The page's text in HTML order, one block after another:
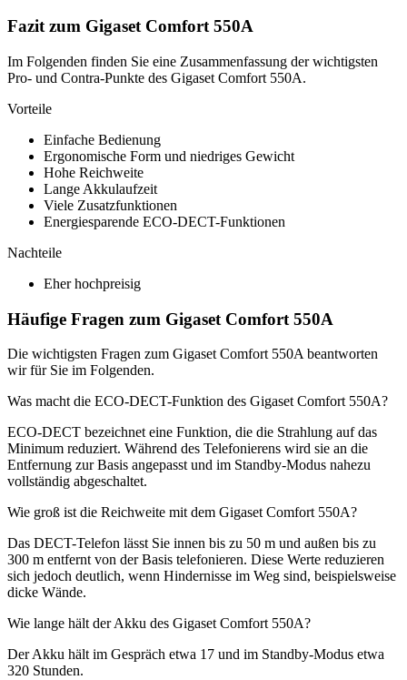
Fazit zum Gigaset Comfort 550A
Im Folgenden finden Sie eine Zusammenfassung der wichtigsten
Pro- und Contra-Punkte des Gigaset Comfort 550A.
Vorteile
Einfache Bedienung
Ergonomische Form und niedriges Gewicht
Hohe Reichweite
Lange Akkulaufzeit
Viele Zusatzfunktionen
Energiesparende ECO-DECT-Funktionen
Nachteile
Eher hochpreisig
Häufige Fragen zum Gigaset Comfort 550A
Die wichtigsten Fragen zum Gigaset Comfort 550A beantworten
wir für Sie im Folgenden.
Was macht die ECO-DECT-Funktion des Gigaset Comfort 550A?
ECO-DECT bezeichnet eine Funktion, die die Strahlung auf das
Minimum reduziert. Während des Telefonierens wird sie an die
Entfernung zur Basis angepasst und im Standby-Modus nahezu
vollständig abgeschaltet.
Wie groß ist die Reichweite mit dem Gigaset Comfort 550A?
Das DECT-Telefon lässt Sie innen bis zu 50 m und außen bis zu
300 m entfernt von der Basis telefonieren. Diese Werte reduzieren
sich jedoch deutlich, wenn Hindernisse im Weg sind, beispielsweise
dicke Wände.
Wie lange hält der Akku des Gigaset Comfort 550A?
Der Akku hält im Gespräch etwa 17 und im Standby-Modus etwa
320 Stunden.